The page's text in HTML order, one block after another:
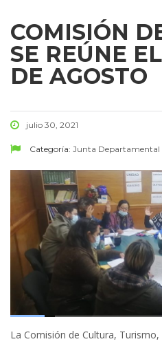
COMISIÓN
SE REÚNE
DE AGOSTO
julio 30, 2021
Categoría: Junta Departamental
La Comisión de Cultura,